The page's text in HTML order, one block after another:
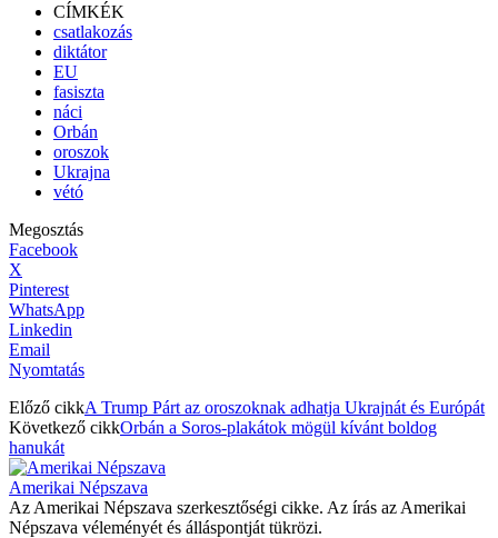
CÍMKÉK
csatlakozás
diktátor
EU
fasiszta
náci
Orbán
oroszok
Ukrajna
vétó
Megosztás
Facebook
X
Pinterest
WhatsApp
Linkedin
Email
Nyomtatás
Előző cikkA Trump Párt az oroszoknak adhatja Ukrajnát és Európát
Következő cikkOrbán a Soros-plakátok mögül kívánt boldog
hanukát
Amerikai Népszava
Az Amerikai Népszava szerkesztőségi cikke. Az írás az Amerikai
Népszava véleményét és álláspontját tükrözi.